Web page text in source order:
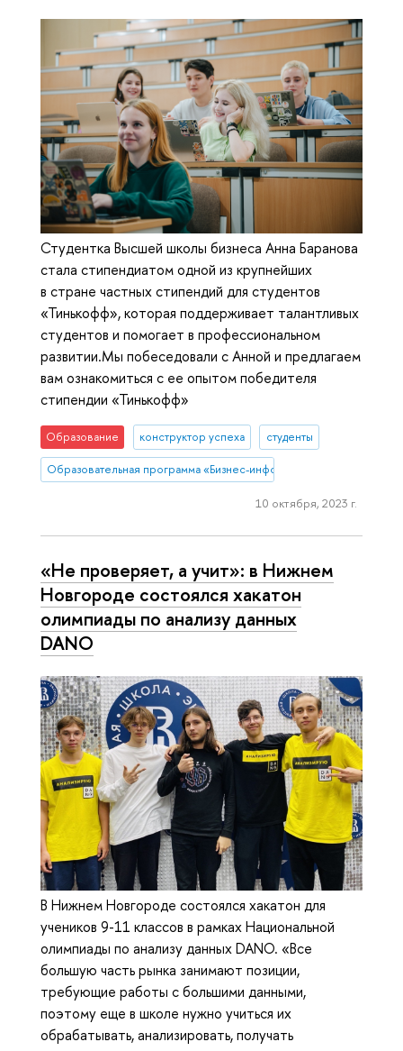
Студентка Высшей школы бизнеса Анна Баранова
стала стипендиатом одной из крупнейших
в стране частных стипендий для студентов
«Тинькофф», которая поддерживает талантливых
студентов и помогает в профессиональном
развитии.Мы побеседовали с Анной и предлагаем
вам ознакомиться с ее опытом победителя
стипендии «Тинькофф»
Образование конструктор успеха студенты
Образовательная программа «Бизнес-информатика»
10 октября, 2023 г.
«Не проверяет, а учит»: в Нижнем
Новгороде состоялся хакатон
олимпиады по анализу данных
DANO
В Нижнем Новгороде состоялся хакатон для
учеников 9-11 классов в рамках Национальной
олимпиады по анализу данных DANO. «Все
большую часть рынка занимают позиции,
требующие работы с большими данными,
поэтому еще в школе нужно учиться их
обрабатывать, анализировать, получать